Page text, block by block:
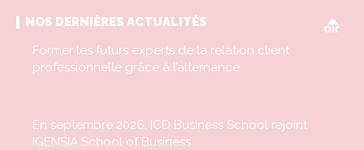
NOS DERNIÈRES ACTUALITÉS
oir
Former les futurs experts de la relation client
professionnelle grâce à l’alternance
En septembre 2026, ICD Business School rejoint
IGENSIA School of Business